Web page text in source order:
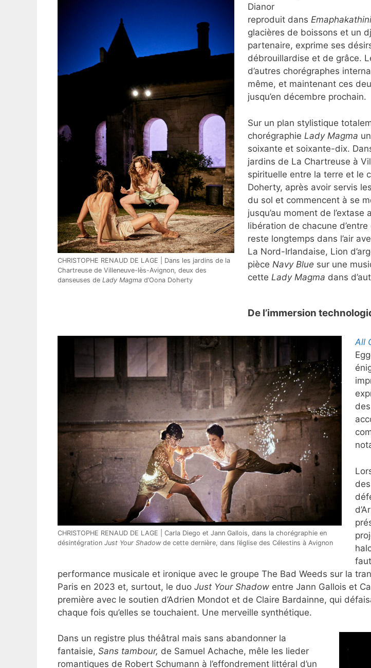
CHRISTOPHE RENAUD DE LAGE | Dans les jardins de la
Chartreuse de Villeneuve-lès-Avignon, deux des
danseuses de Lady Magma d’Oona Doherty
Dianor
reproduit dans Emaphakathini
glacières de boissons et un
partenaire, exprime ses
débrouillardise et de grâce.
d’autres chorégraphes
même, et maintenant ces
jusqu’en décembre prochain.
Sur un plan stylistique
chorégraphie Lady Magma
soixante et soixante-dix.
jardins de La Chartreuse à
spirituelle entre la terre et le
Doherty, après avoir servis
du sol et commencent à se
jusqu’au moment de
libération de chacune
reste longtemps dans l’air
La Nord-Irlandaise, Lion
pièce Navy Blue sur une
cette Lady Magma dans
De l’immersion
CHRISTOPHE RENAUD DE LAGE | Carla Diego et Jann Gallois, dans la chorégraphie en
désintégration Just Your Shadowde cette dernière, dans l’église des Célestins à Avignon
All
performance musicale et ironique avec le groupe The Bad Weeds sur la
Paris en 2023 et, surtout, le duo Just Your Shadow entre Jann Gallois et
première avec le soutien d’Adrien Mondot et de Claire Bardainne, qui
chaque fois qu’elles se touchaient. Une merveille synthétique.
Dans un registre plus théâtral mais sans abandonner la
fantaisie, Sans tambour, de Samuel Achache, mêle les lieder
romantiques de Robert Schumann à l’effondrement littéral d’un